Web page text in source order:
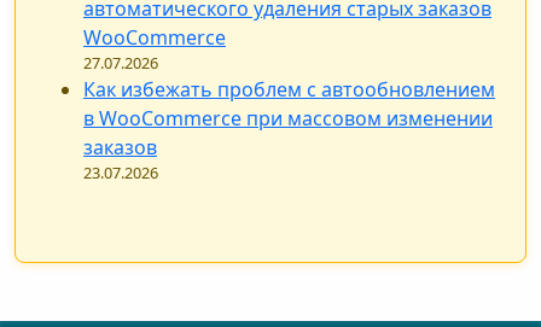
автоматического удаления старых заказов
WooCommerce
27.07.2026
Как избежать проблем с автообновлением
в WooCommerce при массовом изменении
заказов
23.07.2026